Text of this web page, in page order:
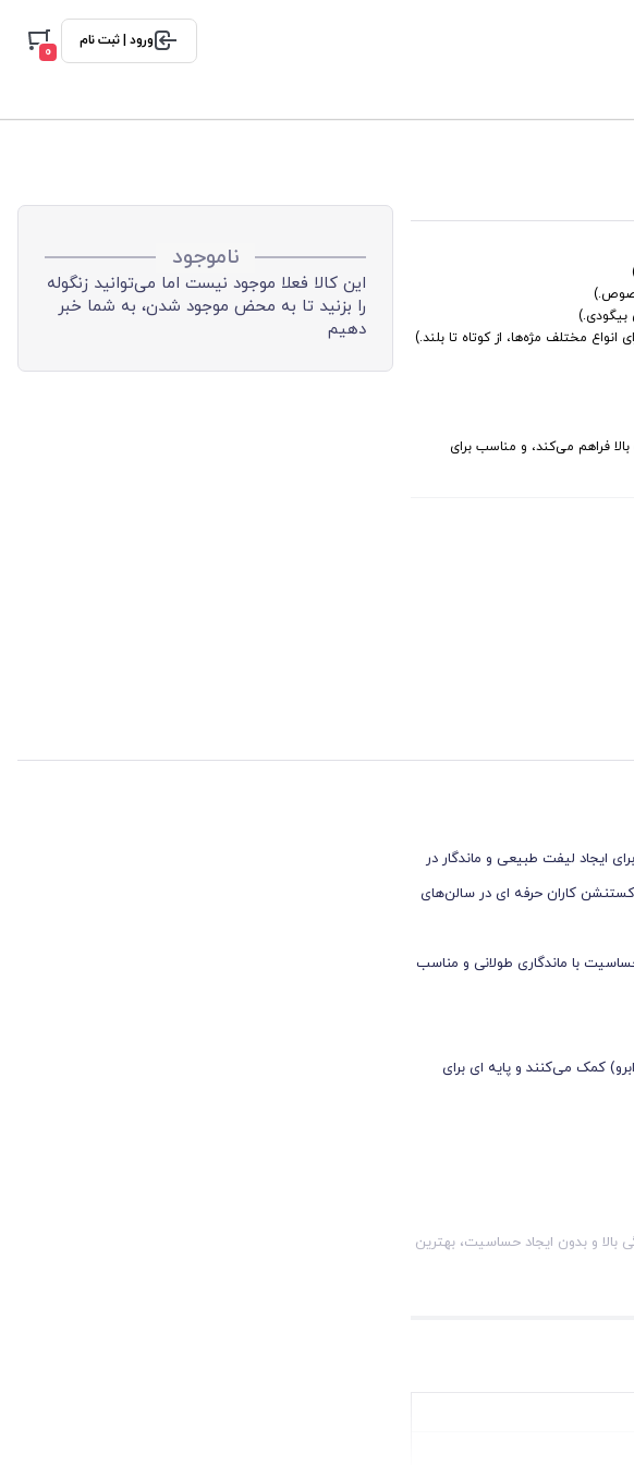
ورود | ثبت نام
0
بیگودی.)
فراهم می‌کند، و مناسب برای
ناموجود
این کالا فعلا موجود نیست اما می‌توانید زنگوله
را بزنید تا به محض موجود شدن، به شما خبر
دهیم
ایجاد لیفت طبیعی و ماندگار در
‌کاران حرفه‌ ای در سالن‌های
با ماندگاری طولانی و مناسب
کمک می‌کنند و پایه ‌ای برای
و بدون ایجاد حساسیت، بهترین
به تثبیت آن‌ها کمک می‌کند.